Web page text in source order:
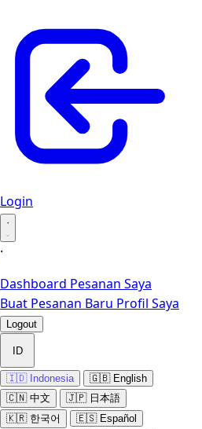
Login
·
·
Dashboard Pesanan Saya
Buat Pesanan Baru Profil Saya
Logout
ID
🇮🇩 Indonesia
🇬🇧 English
🇨🇳 中文
🇯🇵 日本語
🇰🇷 한국어
🇪🇸 Español